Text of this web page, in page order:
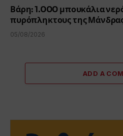
Βάρη: 1.000 μπουκάλια
πυρόπληκτους της
05/08/2026
ADD A